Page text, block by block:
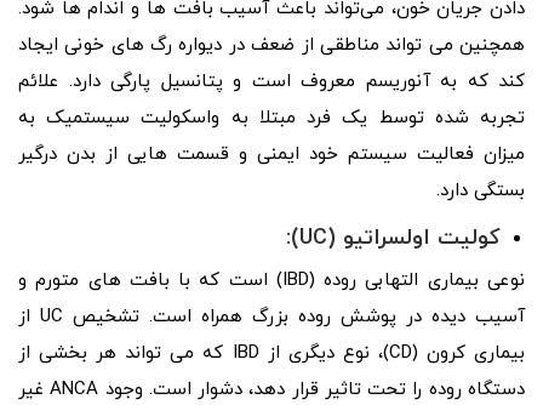
دادن جریان خون، می‌تواند باعث آسیب بافت ‌ها و اندام ‌ها شود.
همچنین می تواند مناطقی از ضعف در دیواره رگ های خونی ایجاد
کند که به آنوریسم معروف است و پتانسیل پارگی دارد. علائم
تجربه شده توسط یک فرد مبتلا به واسکولیت سیستمیک به
میزان فعالیت سیستم خود ایمنی و قسمت هایی از بدن درگیر
بستگی دارد.
کولیت اولسراتیو (UC
):
نوعی بیماری التهابی روده (IBD) است که با بافت های متورم و
آسیب دیده در پوشش روده بزرگ همراه است. تشخیص UC از
بیماری کرون (CD)، نوع دیگری از IBD که می تواند هر بخشی از
دستگاه روده را تحت تاثیر قرار دهد، دشوار است. وجود ANCA غیر